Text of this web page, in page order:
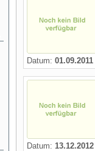
Datum: 01.09.2011
Datum: 13.12.2012